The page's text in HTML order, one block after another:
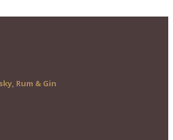
Rum & Gin